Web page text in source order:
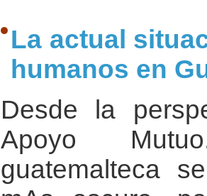
La actual
humanos en
Desde la
Apoyo
guatemalteca